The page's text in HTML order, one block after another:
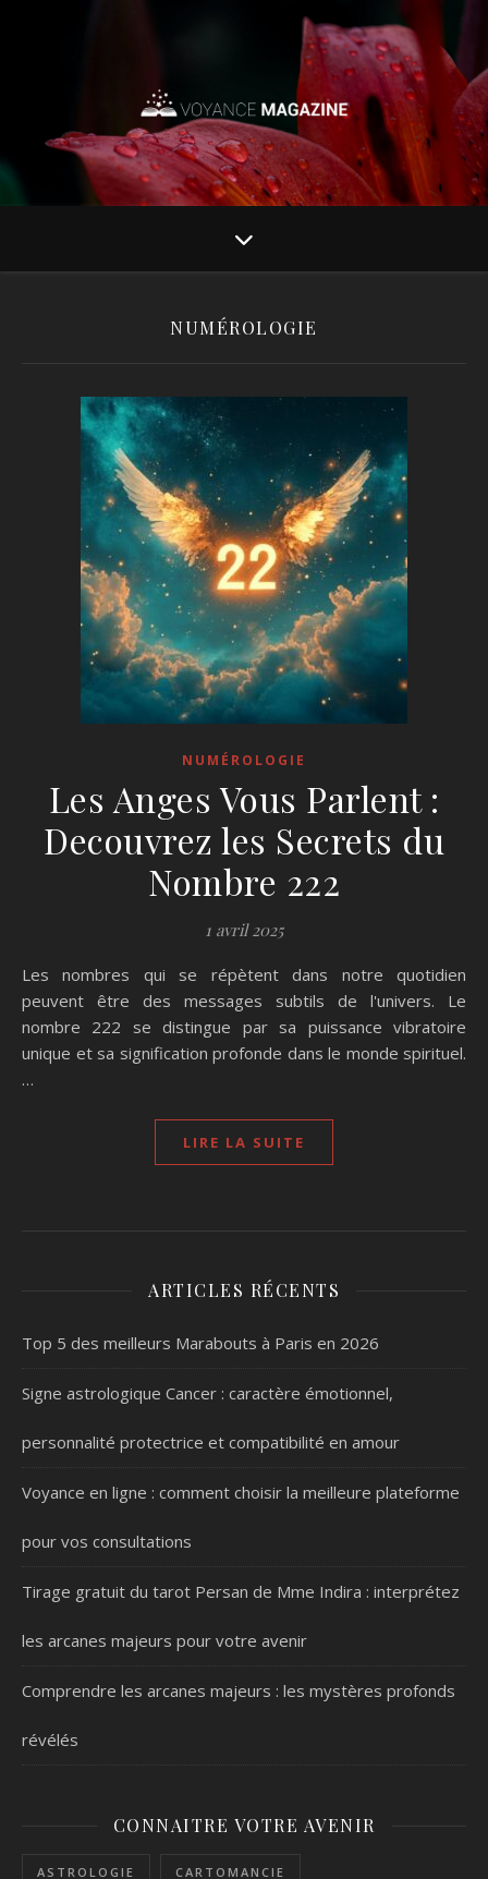
NUMÉROLOGIE
NUMÉROLOGIE
Les Anges Vous Parlent :
Decouvrez les Secrets du
Nombre 222
1 avril 2025
Les nombres qui se répètent dans notre quotidien
peuvent être des messages subtils de l'univers. Le
nombre 222 se distingue par sa puissance vibratoire
unique et sa signification profonde dans le monde spirituel.
…
LIRE LA SUITE
ARTICLES RÉCENTS
Top 5 des meilleurs Marabouts à Paris en 2026
Signe astrologique Cancer : caractère émotionnel,
personnalité protectrice et compatibilité en amour
Voyance en ligne : comment choisir la meilleure plateforme
pour vos consultations
Tirage gratuit du tarot Persan de Mme Indira : interprétez
les arcanes majeurs pour votre avenir
Comprendre les arcanes majeurs : les mystères profonds
révélés
CONNAITRE VOTRE AVENIR
ASTROLOGIE CARTOMANCIE